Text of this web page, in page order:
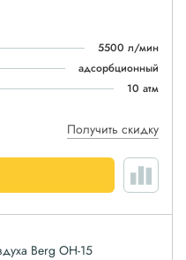
5500 л/мин
адсорбционный
10 атм
Получить скидку
Berg ОН-15